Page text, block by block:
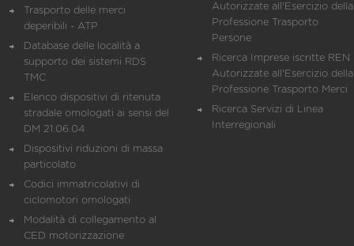
Trasporto delle merci
deperibili - ATP
Database delle località a
supporto dei sistemi RDS
TMC
Elenco dispositivi di ritenuta
stradale omologati ai sensi del
DM 21.06.04
Dispositivi riduzioni di massa
particolato
Codici immatricolativi di
ciclomotori omologati
Modalità di collegamento al
CED motorizzazione
Autorizzate all'Esercizio della
Professione Trasporto
Persone
Ricerca Imprese iscritte REN
Autorizzate all'Esercizio della
Professione Trasporto Merci
Ricerca Servizi di Linea
Interregionali